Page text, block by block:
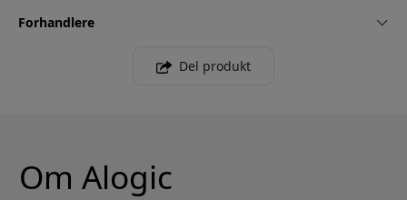
Forhandlere
Del produkt
Om Alogic